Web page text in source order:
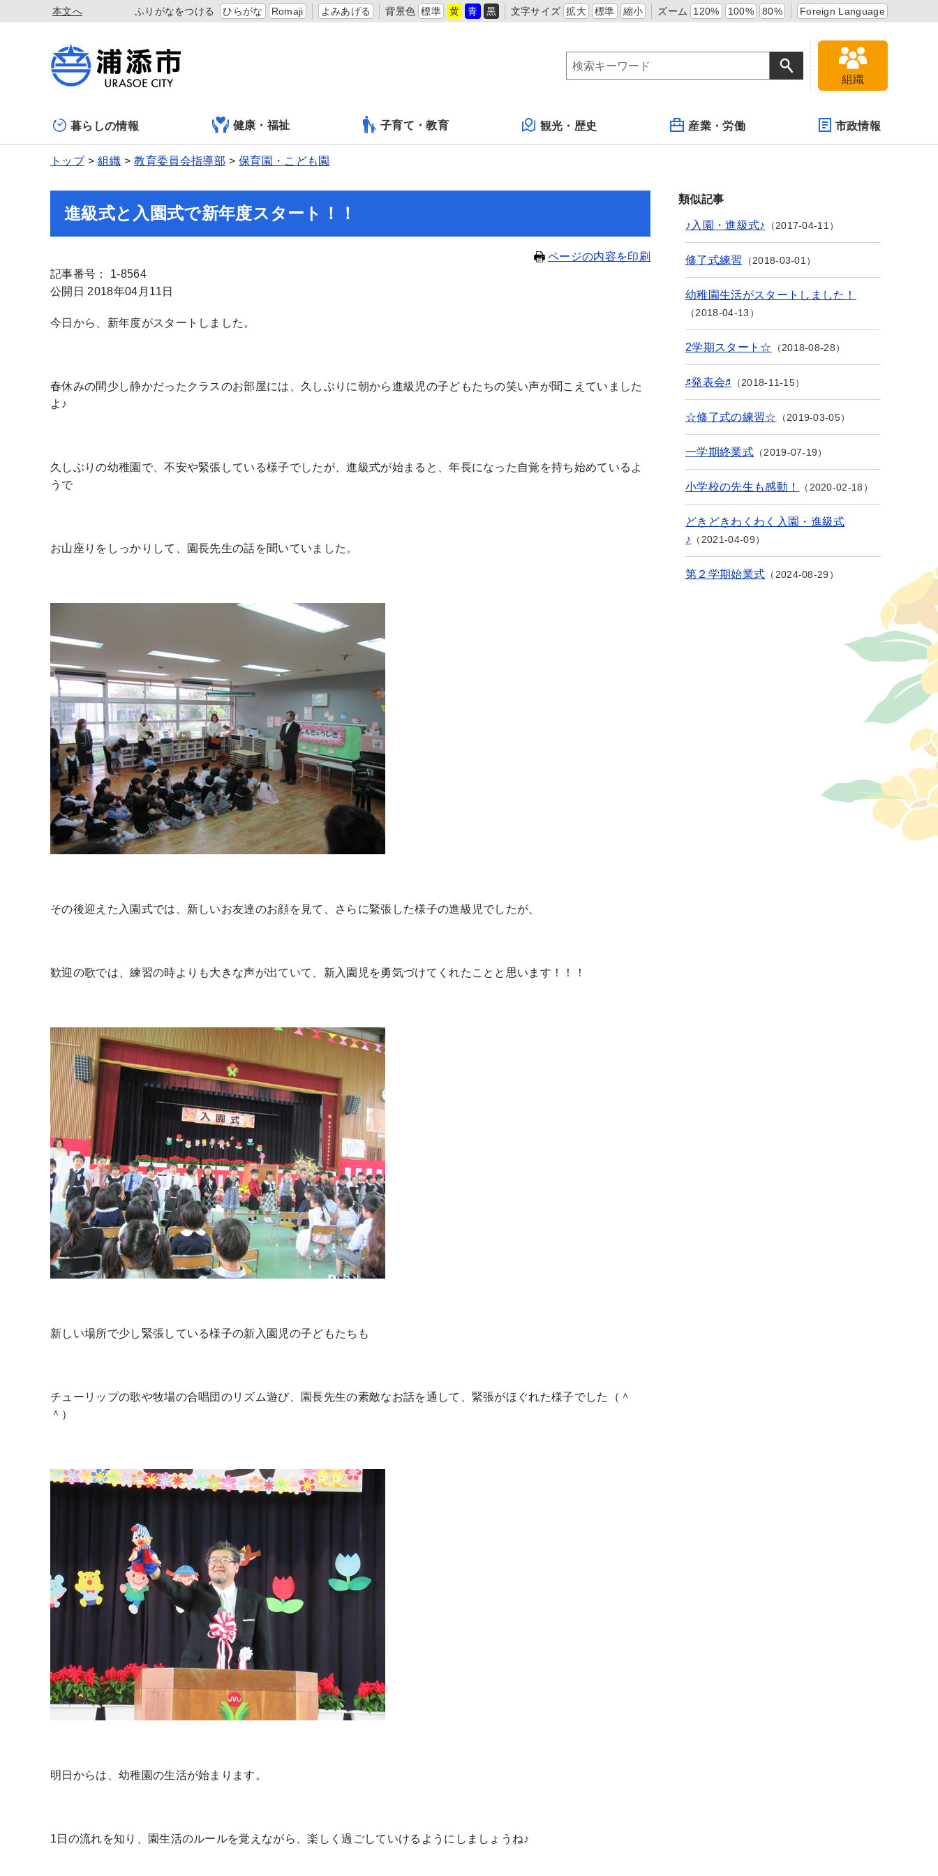
本文へ ふりがなをつける ひらがな Romaji よみあげる 背景色 標準 黄 青 黒 文字サイズ 拡大 標準 縮小 ズーム 120% 100% 80% Foreign Language
組織
暮らしの情報 健康・福祉 子育て・教育 観光・歴史 産業・労働 市政情報
トップ 組織 教育委員会指導部 保育園・こども園
進級式と入園式で新年度スタート！！
ページの内容を印刷
記事番号： 1-8564
公開日 2018年04月11日
今日から、新年度がスタートしました。
春休みの間少し静かだったクラスのお部屋には、久しぶりに朝から進級児の子どもたちの笑い声が聞こえていました
よ♪
久しぶりの幼稚園で、不安や緊張している様子でしたが、進級式が始まると、年長になった自覚を持ち始めているよ
うで
お山座りをしっかりして、園長先生の話を聞いていました。
その後迎えた入園式では、新しいお友達のお顔を見て、さらに緊張した様子の進級児でしたが、
歓迎の歌では、練習の時よりも大きな声が出ていて、新入園児を勇気づけてくれたことと思います！！！
新しい場所で少し緊張している様子の新入園児の子どもたちも
チューリップの歌や牧場の合唱団のリズム遊び、園長先生の素敵なお話を通して、緊張がほぐれた様子でした（＾
＾）
明日からは、幼稚園の生活が始まります。
1日の流れを知り、園生活のルールを覚えながら、楽しく過ごしていけるようにしましょうね♪
類似記事
♪入園・進級式♪ 2017-04-11
修了式練習 2018-03-01
幼稚園生活がスタートしました！
2018-04-13
2学期スタート☆ 2018-08-28
♬発表会♬ 2018-11-15
☆修了式の練習☆ 2019-03-05
一学期終業式 2019-07-19
小学校の先生も感動！ 2020-02-18
どきどきわくわく入園・進級式
♪
2021-04-09
第２学期始業式 2024-08-29